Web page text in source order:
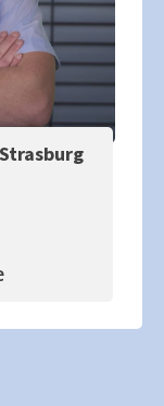
Strasburg